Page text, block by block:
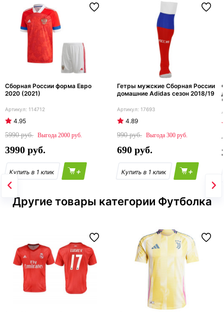
Сборная России форма Евро
2020 (2021)
114712
4.95
5990
2000
3990
+
Гетры мужские Сборная России
домашние Adidas сезон 2018/19
17693
4.89
990
300
690
+
Другие товары категории Футболка